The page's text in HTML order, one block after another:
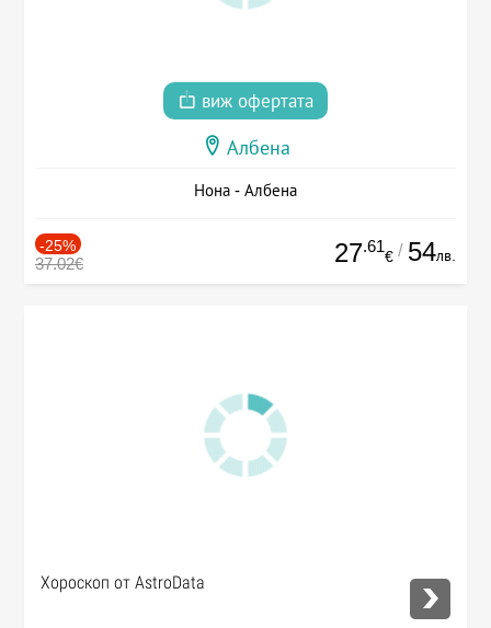
виж офертата
Албена
Нона - Албена
-25%
37.02€ 27.61
€ / 54лв.
Хороскоп от AstroData